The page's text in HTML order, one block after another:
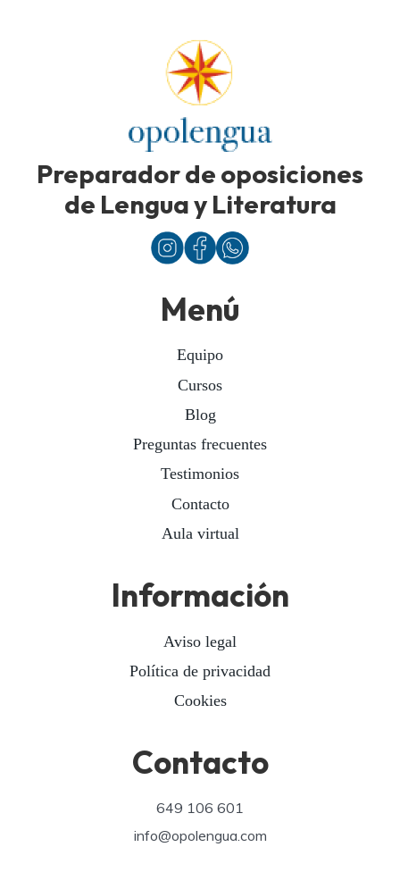
Preparador de oposiciones
de Lengua y Literatura
Menú
Equipo
Cursos
Blog
Preguntas frecuentes
Testimonios
Contacto
Aula virtual
Información
Aviso legal
Política de privacidad
Cookies
Contacto
649 106 601
info@opolengua.com